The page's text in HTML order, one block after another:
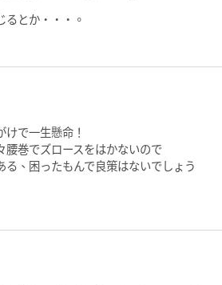
るとか・・・。
で一生懸命！
腰巻でズロースをはかないので
る、困ったもんで良策はないでしょう